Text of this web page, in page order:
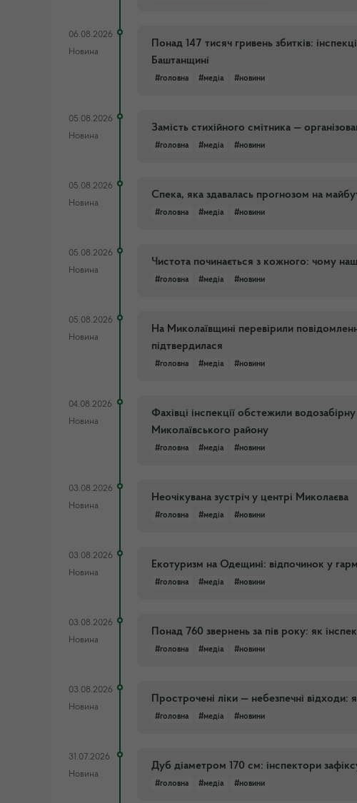
06.08.2026
Новина
Понад 147 тисяч гривень збитків:
Баштанщині
#головна #медіа #новини
05.08.2026
Новина
Замість стихійного смітника —
#головна #медіа #новини
05.08.2026
Новина
Спека, яка здавалась прогнозом на
#головна #медіа #новини
05.08.2026
Новина
Чистота починається з кожного: чому
#головна #медіа #новини
05.08.2026
Новина
На Миколаївщині перевірили
підтвердилася
#головна #медіа #новини
04.08.2026
Новина
Фахівці інспекції обстежили
Миколаївського району
#головна #медіа #новини
03.08.2026
Новина
Неочікувана зустріч у центрі Миколаєва
#головна #медіа #новини
03.08.2026
Новина
Екотуризм на Одещині: відпочинок у
#головна #медіа #новини
03.08.2026
Новина
Понад 760 звернень за пів року: як
#головна #медіа #новини
03.08.2026
Новина
Прострочені ліки — небезпечні відходи:
#головна #медіа #новини
31.07.2026
Новина
Дуб діаметром 170 см: інспектори
#головна #медіа #новини